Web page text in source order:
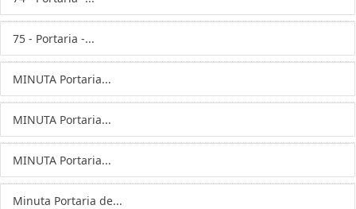
75 - Portaria -...
MINUTA Portaria...
MINUTA Portaria...
MINUTA Portaria...
Minuta Portaria de...